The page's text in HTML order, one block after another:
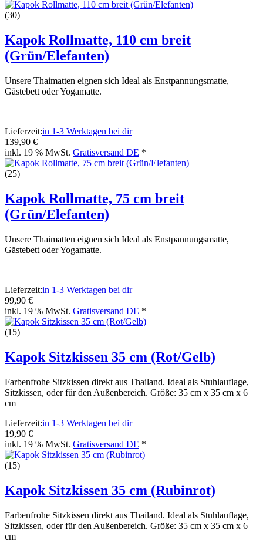
(30)
Kapok Rollmatte, 110 cm breit
(Grün/Elefanten)
Unsere Thaimatten eignen sich Ideal als Enstpannungsmatte,
Gästebett oder Yogamatte.
Lieferzeit:in 1-3 Werktagen bei dir
139,90 €
inkl. 19 % MwSt. Gratisversand DE *
(25)
Kapok Rollmatte, 75 cm breit
(Grün/Elefanten)
Unsere Thaimatten eignen sich Ideal als Enstpannungsmatte,
Gästebett oder Yogamatte.
Lieferzeit:in 1-3 Werktagen bei dir
99,90 €
inkl. 19 % MwSt. Gratisversand DE *
(15)
Kapok Sitzkissen 35 cm (Rot/Gelb)
Farbenfrohe Sitzkissen direkt aus Thailand. Ideal als Stuhlauflage,
Sitzkissen, oder für den Außenbereich. Größe: 35 cm x 35 cm x 6
cm
Lieferzeit:in 1-3 Werktagen bei dir
19,90 €
inkl. 19 % MwSt. Gratisversand DE *
(15)
Kapok Sitzkissen 35 cm (Rubinrot)
Farbenfrohe Sitzkissen direkt aus Thailand. Ideal als Stuhlauflage,
Sitzkissen, oder für den Außenbereich. Größe: 35 cm x 35 cm x 6
cm